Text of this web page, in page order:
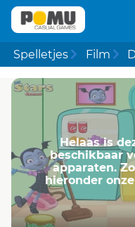
Spelletjes Film
Helaas is
beschikbaar
apparaten.
hieronder